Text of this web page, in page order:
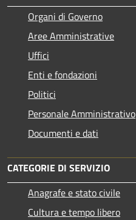
Organi di Governo
Aree Amministrative
Uffici
Enti e fondazioni
Politici
Personale Amministrativo
Documenti e dati
CATEGORIE DI SERVIZIO
Anagrafe e stato civile
Cultura e tempo libero